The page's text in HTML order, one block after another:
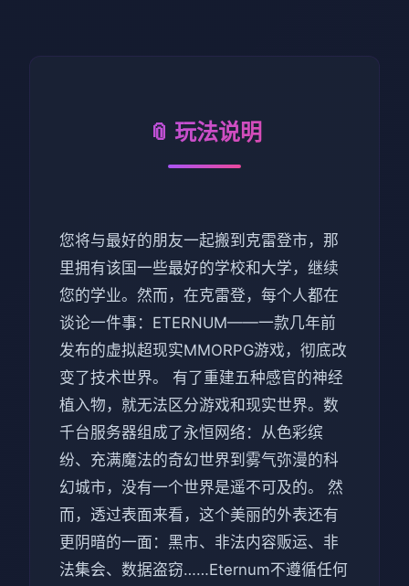
📎 玩法说明
您将与最好的朋友一起搬到克雷登市，那
里拥有该国一些最好的学校和大学，继续
您的学业。然而，在克雷登，每个人都在
谈论一件事：ETERNUM——一款几年前
发布的虚拟超现实MMORPG游戏，彻底改
变了技术世界。 有了重建五种感官的神经
植入物，就无法区分游戏和现实世界。数
千台服务器组成了永恒网络：从色彩缤
纷、充满魔法的奇幻世界到雾气弥漫的科
幻城市，没有一个世界是遥不可及的。 然
而，透过表面来看，这个美丽的外表还有
更阴暗的一面：黑市、非法内容贩运、非
法集会、数据盗窃……Eternum不遵循任何